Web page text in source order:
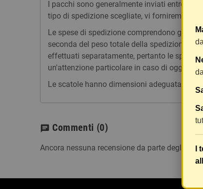
I pacchi sono generalmente inviati entro 2
tipo di spedizione scegliate, vi forniremo un
Le spese di spedizione comprendono gli
seconda del peso totale della spedizione.
effettuati separatamente, pertanto le spese
un'attenzione particolare in caso di oggetti
Le scatole hanno dimensioni
chat Commenti (0)
Ancora nessuna recensione da parte degli
I